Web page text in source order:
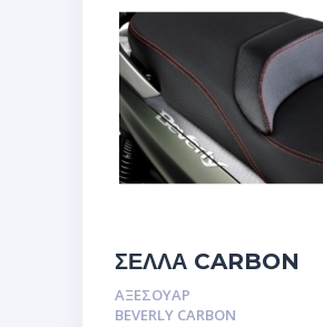
ΣΕΛΛΑ CARBON
BEVERLY
ΑΞΕΣΟΥΑΡ
BEVERLY CARBON